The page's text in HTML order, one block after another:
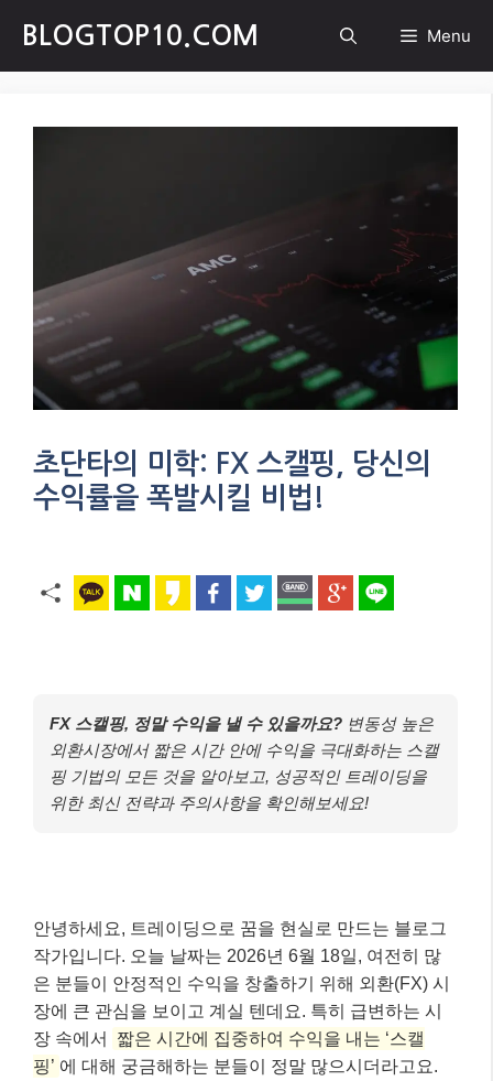
content
BLOGTOP10.COM Menu
초단타의 미학: FX 스캘핑, 당신의
수익률을 폭발시킬 비법!
FX 스캘핑, 정말 수익을 낼 수 있을까요? 변동성 높은
외환시장에서 짧은 시간 안에 수익을 극대화하는 스캘
핑 기법의 모든 것을 알아보고, 성공적인 트레이딩을
위한 최신 전략과 주의사항을 확인해보세요!
안녕하세요, 트레이딩으로 꿈을 현실로 만드는 블로그
작가입니다. 오늘 날짜는 2026년 6월 18일, 여전히 많
은 분들이 안정적인 수익을 창출하기 위해 외환(FX) 시
장에 큰 관심을 보이고 계실 텐데요. 특히 급변하는 시
장 속에서
짧은 시간에 집중하여 수익을 내는 ‘스캘
핑’ 에 대해 궁금해하는 분들이 정말 많으시더라고요.